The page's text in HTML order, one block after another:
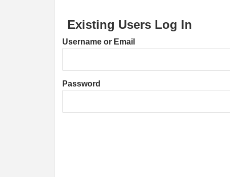
Existing Users Log In
Username or Email
Password